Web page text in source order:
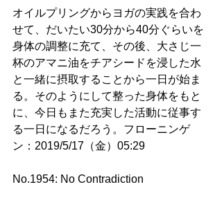
オイルプリングからヨガの実践を合わ
せて、だいたい30分から40分ぐらいを
身体の調整に充て、その後、大さじ一
杯のアマニ油をチアシードを浸した水
と一緒に摂取することから一日が始ま
る。そのようにして整った身体をもと
に、今日もまた充実した活動に従事す
る一日になるだろう。フローニンゲ
ン：2019/5/17（金）05:29
No.1954: No Contradiction